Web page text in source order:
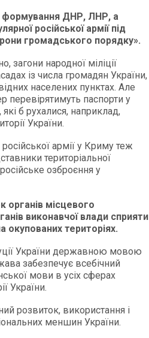
формування ДНР, ЛНР, а
російської армії під
громадського порядку».
загони народної міліції
із числа громадян України,
населених пунктах. Але
перевірятимуть паспорти у
які б рухалися, наприклад,
України.
армії у Криму теж
територіальної
озброєння у
органів місцевого
виконавчої влади сприяти
окупованих територіях.
України державною мовою
забезпечує всебічний
мови в усіх сферах
України.
розвиток, використання і
меншин України.